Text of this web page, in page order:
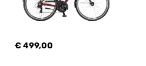
€ 499,00